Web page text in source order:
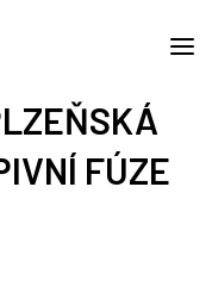
FÚZE